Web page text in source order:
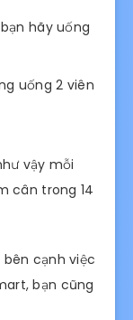
hãy uống
uống 2 viên
vậy mỗi
cân trong 14
cạnh việc
bạn cũng